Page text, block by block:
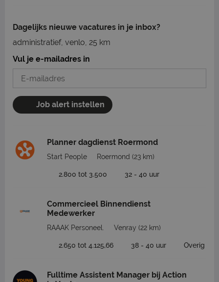
Dagelijks nieuwe vacatures in je inbox?
administratief, venlo, 25 km
Vul je e-mailadres in
Job alert instellen
Planner dagdienst Roermond
Start People Roermond (23 km)
2.800 tot 3.500 32 - 40 uur
Commercieel Binnendienst
Medewerker
RAAAK Personeel. Venray (22 km)
2.650 tot 4.125,66 38 - 40 uur Overig
Fulltime Assistent Manager bij Action